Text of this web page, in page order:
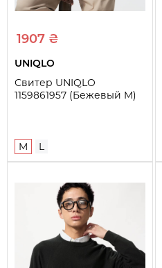
1907 ₴
UNIQLO
Свитер UNIQLO
1159861957 (Бежевый M)
M L